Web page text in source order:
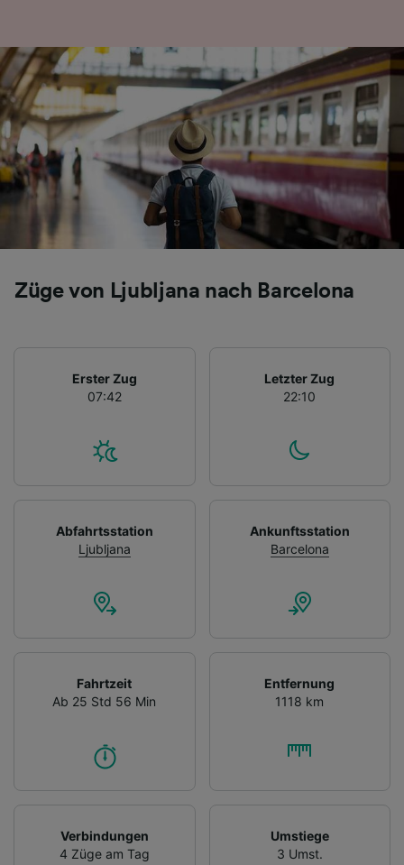
Züge von Ljubljana nach Barcelona
Erster Zug
07:42
Letzter Zug
22:10
Abfahrtsstation
Ljubljana
Ankunftsstation
Barcelona
Fahrtzeit
Ab 25 Std 56 Min
Entfernung
1118 km
Verbindungen
4 Züge am Tag
Umstiege
3 Umst.
Endgeräteeigenschaften zur Identifikation
aktiv abfragen. Speichern von oder Zugriff auf
Informationen auf einem Endgerät.
Personalisierte Werbung und Inhalte, Messung
von Werbeleistung und der Performance von
Inhalten, Zielgruppenforschung sowie
Entwicklung und Verbesserung von
Angeboten.
Liste der Partner (Lieferanten)